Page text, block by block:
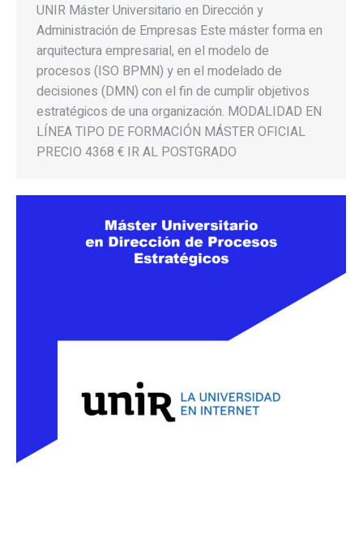
UNIR Máster Universitario en Dirección y
Administración de Empresas Este máster forma en
arquitectura empresarial, en el modelo de
procesos (ISO BPMN) y en el modelado de
decisiones (DMN) con el fin de cumplir objetivos
estratégicos de una organización. MODALIDAD EN
LÍNEA TIPO DE FORMACIÓN MÁSTER OFICIAL
PRECIO 4368 € IR AL POSTGRADO